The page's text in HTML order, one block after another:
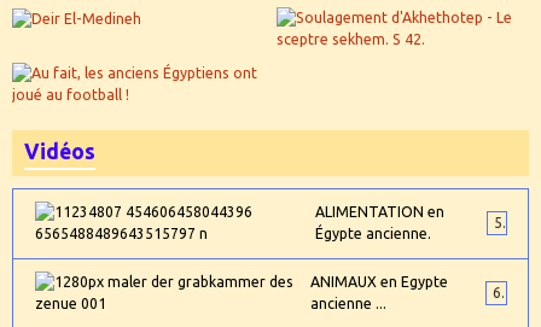
Vidéos
ALIMENTATION en
Égypte ancienne.
5
ANIMAUX en Egypte
ancienne ...
6